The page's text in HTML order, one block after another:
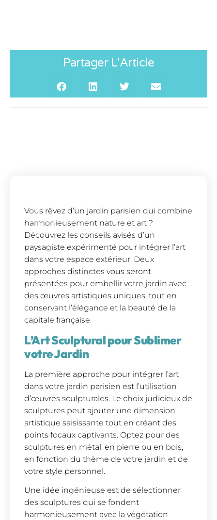
Partager L'Article
Vous rêvez d’un jardin parisien qui combine
harmonieusement nature et art ?
Découvrez les conseils avisés d’un
paysagiste expérimenté pour intégrer l’art
dans votre espace extérieur. Deux
approches distinctes vous seront
présentées pour embellir votre jardin avec
des œuvres artistiques uniques, tout en
conservant l’élégance et la beauté de la
capitale française.
L’Art Sculptural pour Sublimer
votre Jardin
La première approche pour intégrer l’art
dans votre jardin parisien est l’utilisation
d’œuvres sculpturales. Le choix judicieux de
sculptures peut ajouter une dimension
artistique saisissante tout en créant des
points focaux captivants. Optez pour des
sculptures en métal, en pierre ou en bois,
en fonction du thème de votre jardin et de
votre style personnel.
Une idée ingénieuse est de sélectionner
des sculptures qui se fondent
harmonieusement avec la végétation